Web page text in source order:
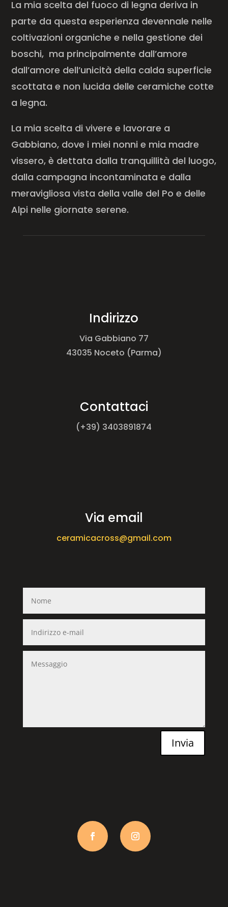
La mia scelta del fuoco di legna deriva in
parte da questa esperienza devennale nelle
coltivazioni organiche e nella gestione dei
boschi, ma principalmente dall’amore
dall’amore dell’unicità della calda superficie
scottata e non lucida delle ceramiche cotte
a legna.
La mia scelta di vivere e lavorare a
Gabbiano, dove i miei nonni e mia madre
vissero, è dettata dalla tranquillità del luogo,
dalla campagna incontaminata e dalla
meravigliosa vista della valle del Po e delle
Alpi nelle giornate serene.
Indirizzo
Via Gabbiano 77
43035 Noceto (Parma)
Contattaci
(+39) 3403891874
Via email
ceramicacross@gmail.com
Invia